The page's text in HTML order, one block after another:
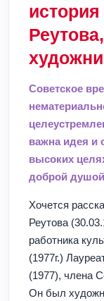
Советское
важна идея и
высоких
доброй
Хочется
Реутова
работника
(1977г.)
(1977), члена
Он был